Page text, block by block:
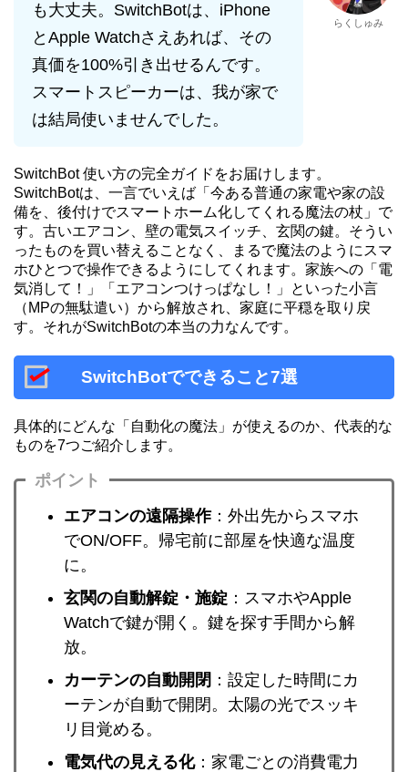
も大丈夫。SwitchBotは、iPhone
とApple Watchさえあれば、その
真価を100%引き出せるんです。
スマートスピーカーは、我が家で
は結局使いませんでした。
らくしゅみ
SwitchBot 使い方の完全ガイドをお届けします。
SwitchBotは、一言でいえば「今ある普通の家電や家の設
備を、後付けでスマートホーム化してくれる魔法の杖」で
す。古いエアコン、壁の電気スイッチ、玄関の鍵。そうい
ったものを買い替えることなく、まるで魔法のようにスマ
ホひとつで操作できるようにしてくれます。家族への「電
気消して！」「エアコンつけっぱなし！」といった小言
（MPの無駄遣い）から解放され、家庭に平穏を取り戻
す。それがSwitchBotの本当の力なんです。
SwitchBotでできること7選
具体的にどんな「自動化の魔法」が使えるのか、代表的な
ものを7つご紹介します。
ポイント
エアコンの遠隔操作：外出先からスマホ
でON/OFF。帰宅前に部屋を快適な温度
に。
玄関の自動解錠・施錠 ：スマホやApple
Watchで鍵が開く。鍵を探す手間から解
放。
カーテンの自動開閉 ：設定した時間にカ
ーテンが自動で開閉。太陽の光でスッキ
リ目覚める。
電気代の見える化：家電ごとの消費電力